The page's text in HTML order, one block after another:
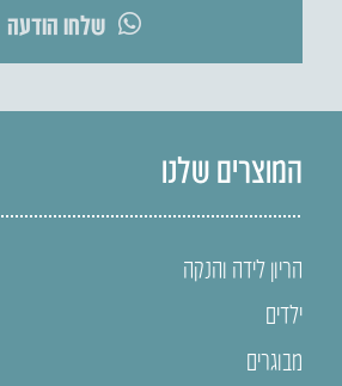
שלחו הודעה
המוצרים שלנו
הריון לידה והנקה
ילדים
מבוגרים